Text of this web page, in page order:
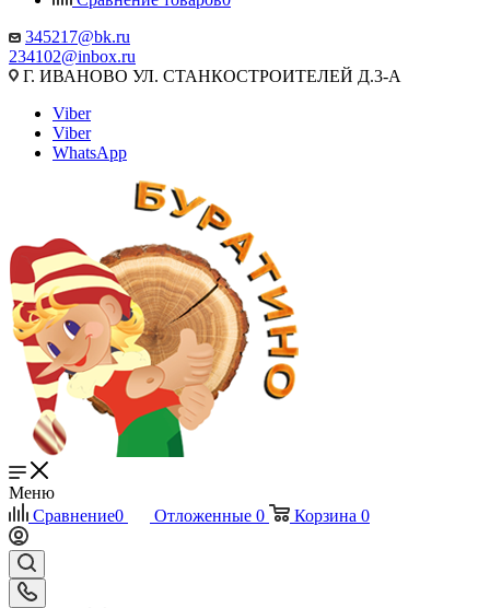
345217@bk.ru
234102@inbox.ru
Г. ИВАНОВО УЛ. СТАНКОСТРОИТЕЛЕЙ Д.3-А
Viber
Viber
WhatsApp
Меню
Сравнение0 Отложенные 0 Корзина 0